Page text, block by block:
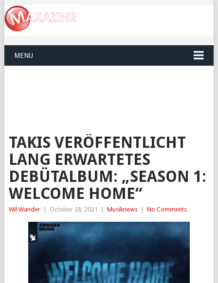
MENU
TAKIS VERÖFFENTLICHT
LANG ERWARTETES
DEBÜTALBUM: „SEASON 1:
WELCOME HOME“
Wil Wander October 28, 2021 Musiknews No Comments